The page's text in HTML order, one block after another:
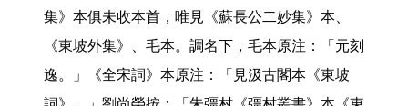
集》本俱未收本首，唯見《蘇長公二妙集》本、
《東坡外集》、毛本。調名下，毛本原注：「元刻
逸。」《全宋詞》本原注：「見汲古閣本《東坡